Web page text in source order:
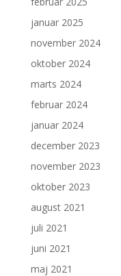
januar 2025
november 2024
oktober 2024
marts 2024
februar 2024
januar 2024
december 2023
november 2023
oktober 2023
august 2021
juli 2021
juni 2021
maj 2021